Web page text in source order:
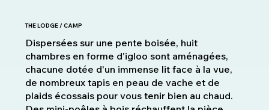
THE LODGE / CAMP
Dispersées sur une pente boisée, huit
chambres en forme d'igloo sont aménagées,
chacune dotée d'un immense lit face à la vue,
de nombreux tapis en peau de vache et de
plaids écossais pour vous tenir bien au chaud.